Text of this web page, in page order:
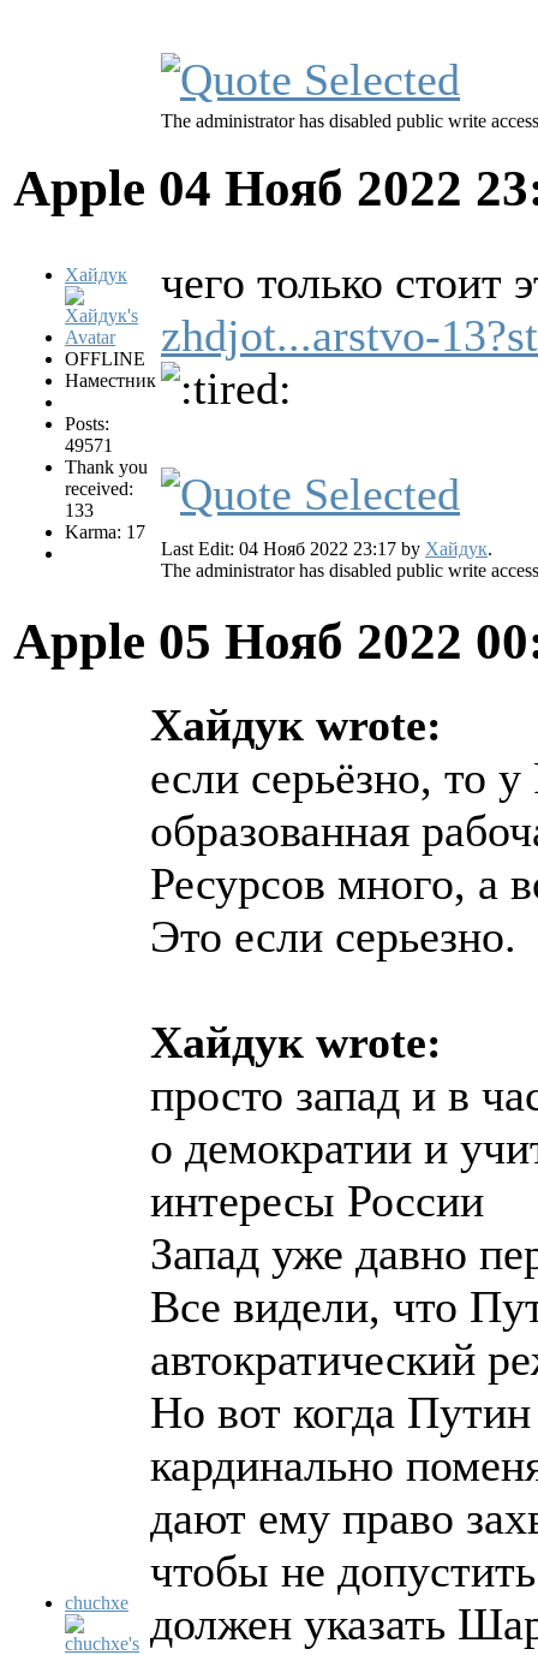
The administrator has disabled public write
Apple 04 Нояб 2022
Хайдук
OFFLINE
Наместник
Posts:
49571
Thank you
received:
133
Karma: 17
чего только стоит
zhdjot...arstvo-
Last Edit: 04 Нояб 2022 23:17 by Хайдук.
The administrator has disabled public write
Apple 05 Нояб 2022
chuchxe
Хайдук wrote:
если серьёзно, то
образованная
Ресурсов много, а
Это если серьезно.
Хайдук wrote:
просто запад и в
о демократии и
интересы России
Запад уже давно
Все видели, что
автократический
Но вот когда
кардинально
дают ему право
чтобы не
должен указать